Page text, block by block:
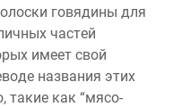
говядины для
частей
имеет свой
названия этих
такие как “мясо-